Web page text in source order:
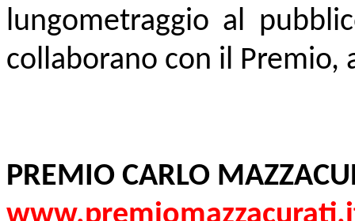
lungometraggio al
collaborano con il Premio,
PREMIO CARLO